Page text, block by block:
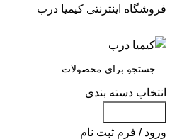
فروشگاه اینترنتی کیمیا درب
انتخاب دسته بندی
ورود / فرم ثبت نام